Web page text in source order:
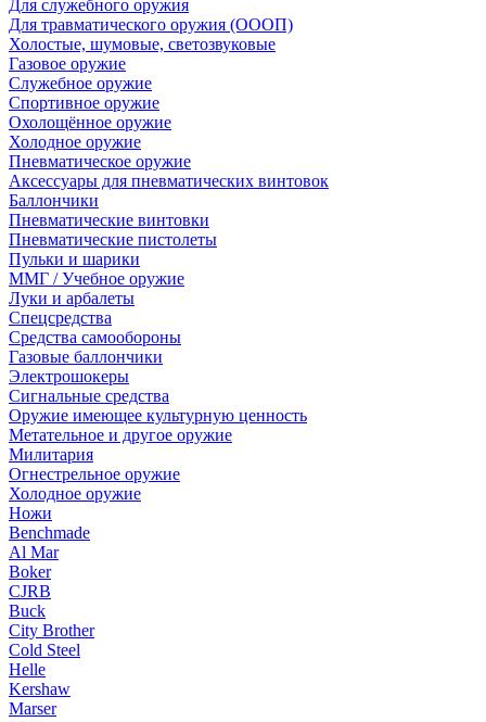
Для служебного оружия
Для травматического оружия (ОООП)
Холостые, шумовые, светозвуковые
Газовое оружие
Служебное оружие
Спортивное оружие
Охолощённое оружие
Холодное оружие
Пневматическое оружие
Аксессуары для пневматических винтовок
Баллончики
Пневматические винтовки
Пневматические пистолеты
Пульки и шарики
ММГ / Учебное оружие
Луки и арбалеты
Спецсредства
Средства самообороны
Газовые баллончики
Электрошокеры
Сигнальные средства
Оружие имеющее культурную ценность
Метательное и другое оружие
Милитария
Огнестрельное оружие
Холодное оружие
Ножи
Benchmade
Al Mar
Boker
CJRB
Buck
City Brother
Cold Steel
Helle
Kershaw
Marser